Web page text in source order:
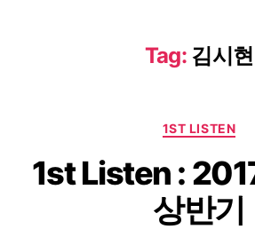
Tag: 김시현
1ST LISTEN
1st Listen :
상반기